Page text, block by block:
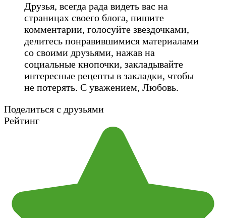
Друзья, всегда рада видеть вас на
страницах своего блога, пишите
комментарии, голосуйте звездочками,
делитесь понравившимися материалами
со своими друзьями, нажав на
социальные кнопочки, закладывайте
интересные рецепты в закладки, чтобы
не потерять. С уважением, Любовь.
Поделиться с друзьями
Рейтинг